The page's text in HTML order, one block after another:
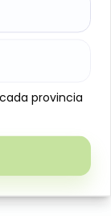
elaborada a
sabor
Perfecta
rellenos,
negocios
volumen,
de
y
provincia
provincia